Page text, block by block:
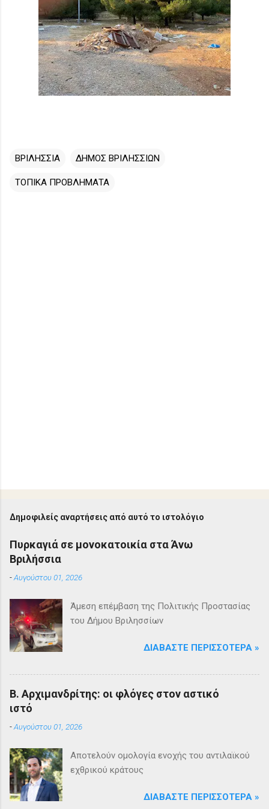
ΒΡΙΛΗΣΣΙΑ ΔΗΜΟΣ ΒΡΙΛΗΣΣΙΩΝ
ΤΟΠΙΚΑ ΠΡΟΒΛΗΜΑΤΑ
Δημοφιλείς αναρτήσεις από αυτό το ιστολόγιο
Πυρκαγιά σε μονοκατοικία στα Άνω
Βριλήσσια
-Αυγούστου 01, 2026
Άμεση επέμβαση της Πολιτικής Προστασίας
του Δήμου Βριλησσίων
ΔΙΑΒΆΣΤΕ ΠΕΡΙΣΣΌΤΕΡΑ »
Β. Αρχιμανδρίτης: οι φλόγες στον αστικό
ιστό
-Αυγούστου 01, 2026
Αποτελούν ομολογία ενοχής του αντιλαϊκού
εχθρικού κράτους
ΔΙΑΒΆΣΤΕ ΠΕΡΙΣΣΌΤΕΡΑ »